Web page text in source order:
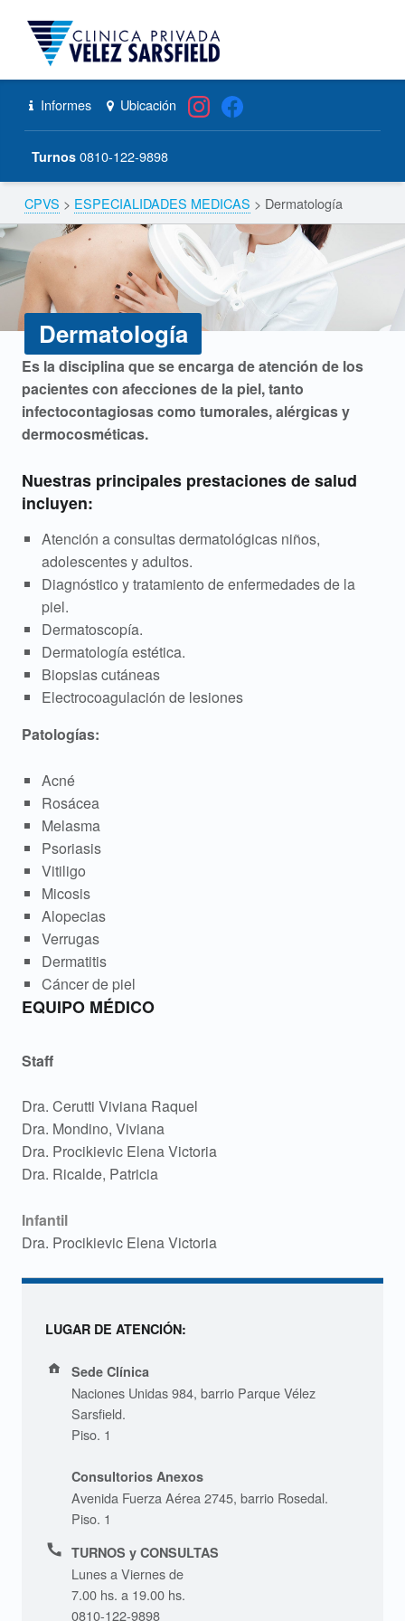
Dermatología – CPVS
Primary Menu
Header info sidebar Informes Ubicación
Turnos 0810-122-9898
Breadcrumbs navigation
CPVS > ESPECIALIDADES MEDICAS > Dermatología
Dermatología
m
Es la disciplina que se encarga de atención de los
pacientes con afecciones de la piel, tanto
infectocontagiosas como tumorales, alérgicas y
dermocosméticas.
Nuestras principales prestaciones de salud
incluyen:
Atención a consultas dermatológicas niños,
adolescentes y adultos.
Diagnóstico y tratamiento de enfermedades de la
piel.
Dermatoscopía.
Dermatología estética.
Biopsias cutáneas
Electrocoagulación de lesiones
Patologías:
Acné
Rosácea
Melasma
Psoriasis
Vitiligo
Micosis
Alopecias
Verrugas
Dermatitis
Cáncer de piel
EQUIPO MÉDICO
Staff
Dra. Cerutti Viviana Raquel
Dra. Mondino, Viviana
Dra. Procikievic Elena Victoria
Dra. Ricalde, Patricia
Infantil
Dra. Procikievic Elena Victoria
LUGAR DE ATENCIÓN:
Address:
Sede Clínica
Naciones Unidas 984, barrio Parque Vélez
Sarsfield.
Piso. 1
Consultorios Anexos
Avenida Fuerza Aérea 2745, barrio Rosedal.
Piso. 1
Phone number:
TURNOS y CONSULTAS
Lunes a Viernes de
7.00 hs. a 19.00 hs.
0810-122-9898